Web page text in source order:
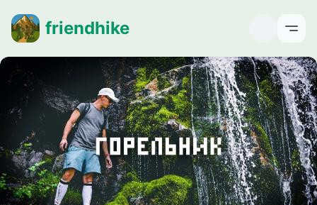
friendhike